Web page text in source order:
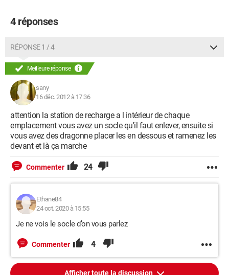
4 réponses
RÉPONSE 1 / 4
Meilleure réponse
sany
16 déc. 2012 à 17:36
attention la station de recharge a l intérieur de chaque
emplacement vous avez un socle qu'il faut enlever, ensuite si
vous avez des dragonne placer les en dessous et ramenez les
devant et là ça marche
Commenter 24
Ethane84
24 oct. 2020 à 15:55
Je ne vois le socle d’on vous parlez
Commenter 4
Afficher toute la discussion